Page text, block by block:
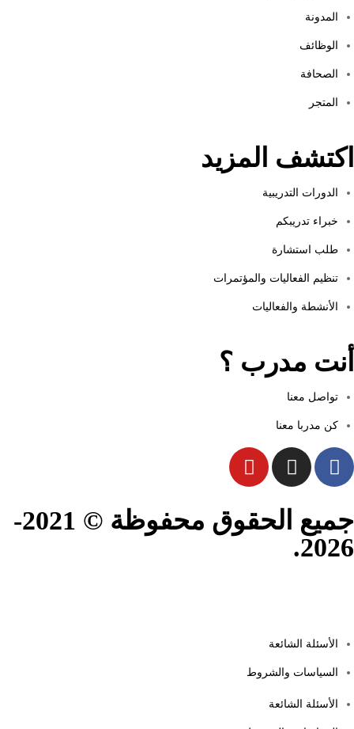
المدونة
الوظائف
الصحافة
المتجر
اكتشف المزيد
الدورات التدريبية
خبراء تدريبكم
طلب استشارة
تنظيم الفعاليات والمؤتمرات
الأنشطة والفعاليات
أنت مدرب ؟
تواصل معنا
كن مدربا معنا
جميع الحقوق محفوظة © 2021-
2026.
الأسئلة الشائعة
السياسات والشروط
الأسئلة الشائعة